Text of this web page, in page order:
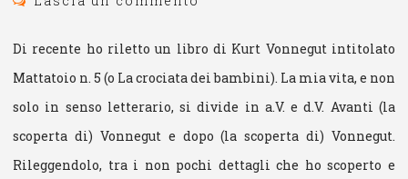
Di recente ho riletto un libro di Kurt Vonnegut intitolato
Mattatoio n. 5 (o La crociata dei bambini). La mia vita, e non
solo in senso letterario, si divide in a.V. e d.V. Avanti (la
scoperta di) Vonnegut e dopo (la scoperta di) Vonnegut.
Rileggendolo, tra i non pochi dettagli che ho scoperto e